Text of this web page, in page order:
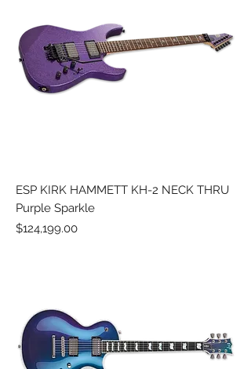
ESP KIRK HAMMETT KH-2 NECK THRU
Purple Sparkle
Precio
$124,199.00